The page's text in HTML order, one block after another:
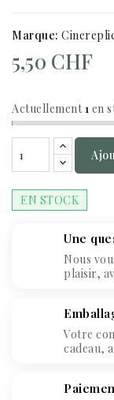
Marque:
Actuellement1 en
5,50 CHF
EN STOCK
Une
Nous
plaisir,
Votre
cadeau,